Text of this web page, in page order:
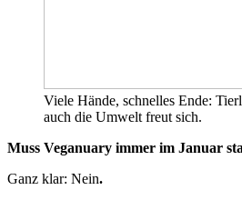
Viele Hände, schnelles Ende:
auch die Umwelt freut sich.
Muss Veganuary immer im Januar
Ganz klar: Nein.